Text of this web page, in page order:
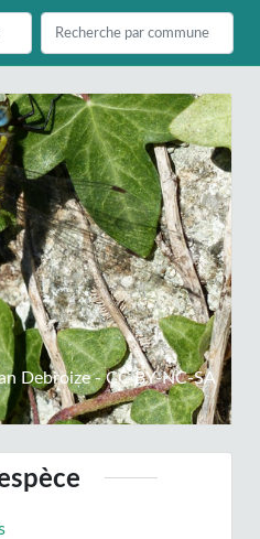
Debroize - CC BY-NC-SA
Next